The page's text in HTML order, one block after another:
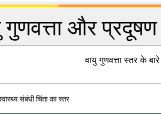
गुणवत्ता और
वायु गुणवत्ता स्तर के
संबंधी चिंता का स्तर